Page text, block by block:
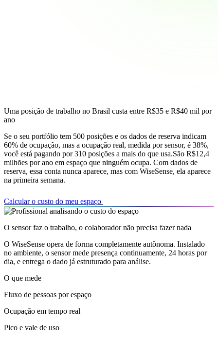
Uma posição de trabalho no Brasil custa entre R$35 e R$40 mil por
ano
Se o seu portfólio tem 500 posições e os dados de reserva indicam
60% de ocupação, mas a ocupação real, medida por sensor, é 38%,
você está pagando por 310 posições a mais do que usa.São R$12,4
milhões por ano em espaço que ninguém ocupa. Com dados de
reserva, essa conta nunca aparece, mas com WiseSense, ela aparece
na primeira semana.
Calcular o custo do meu espaço
O sensor faz o trabalho, o colaborador não precisa fazer nada
O WiseSense opera de forma completamente autônoma. Instalado
no ambiente, o sensor mede presença continuamente, 24 horas por
dia, e entrega o dado já estruturado para análise.
O que mede
Fluxo de pessoas por espaço
Ocupação em tempo real
Pico e vale de uso